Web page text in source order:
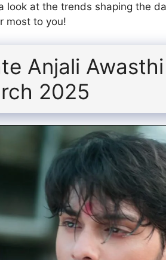
look at the trends shaping the
most to you!
Anjali
2025